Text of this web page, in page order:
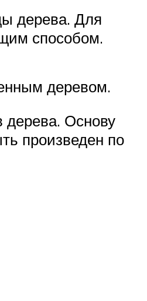
дерева. Для
способом.
деревом.
дерева. Основу
произведен по